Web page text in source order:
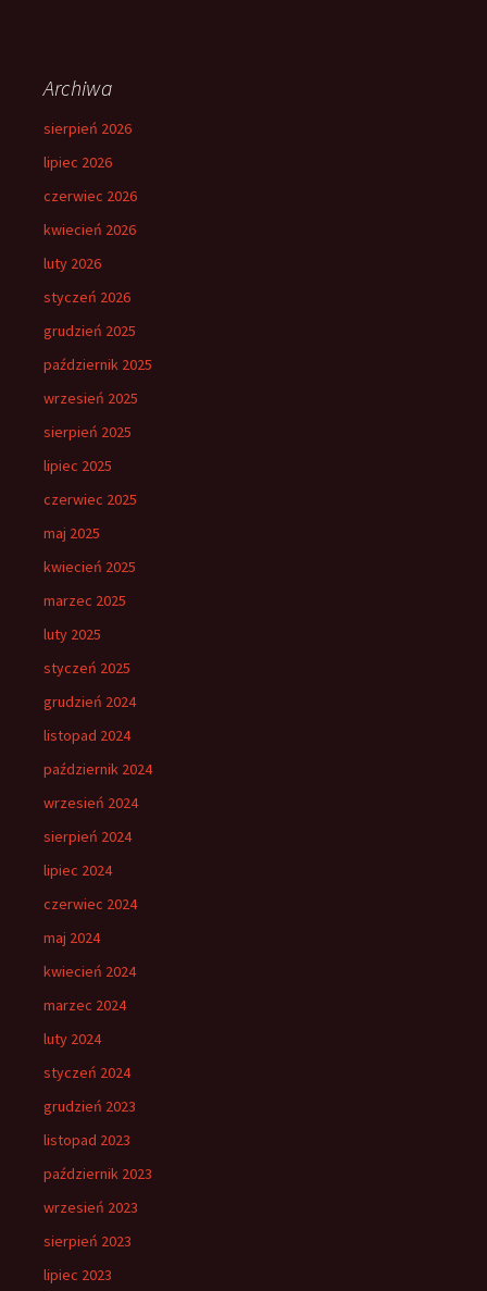
Archiwa
sierpień 2026
lipiec 2026
czerwiec 2026
kwiecień 2026
luty 2026
styczeń 2026
grudzień 2025
październik 2025
wrzesień 2025
sierpień 2025
lipiec 2025
czerwiec 2025
maj 2025
kwiecień 2025
marzec 2025
luty 2025
styczeń 2025
grudzień 2024
listopad 2024
październik 2024
wrzesień 2024
sierpień 2024
lipiec 2024
czerwiec 2024
maj 2024
kwiecień 2024
marzec 2024
luty 2024
styczeń 2024
grudzień 2023
listopad 2023
październik 2023
wrzesień 2023
sierpień 2023
lipiec 2023